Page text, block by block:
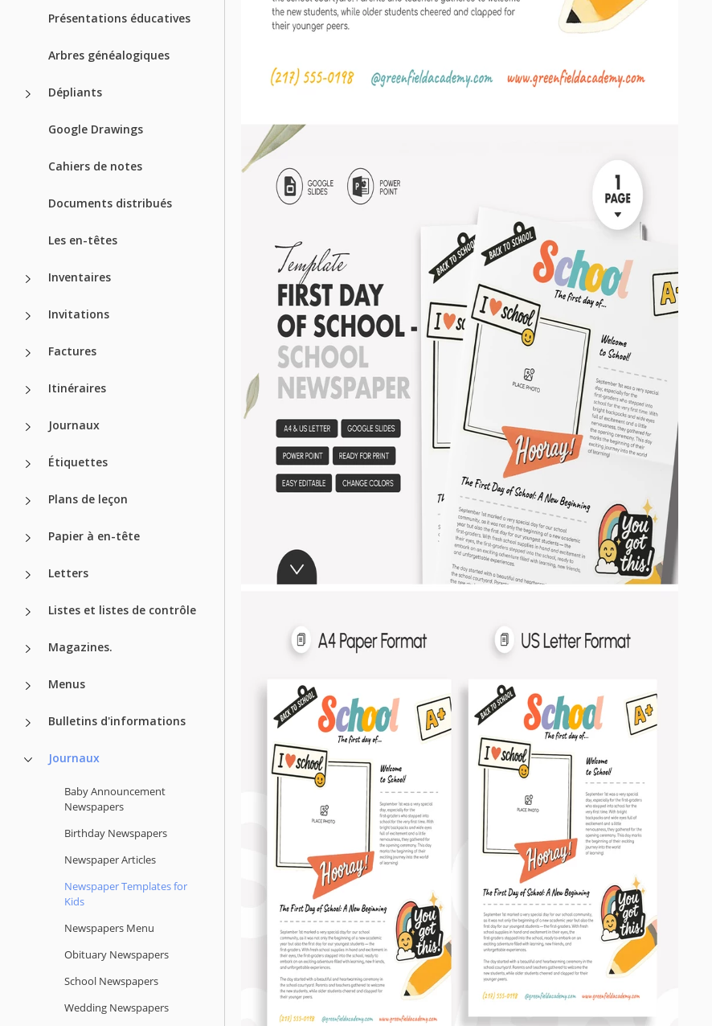
Présentations éducatives
Arbres généalogiques
Dépliants
Google Drawings
Cahiers de notes
Documents distribués
Les en-têtes
Inventaires
Invitations
Factures
Itinéraires
Journaux
Étiquettes
Plans de leçon
Papier à en-tête
Letters
Listes et listes de contrôle
Magazines.
Menus
Bulletins d'informations
Journaux
Baby Announcement
Newspapers
Birthday Newspapers
Newspaper Articles
Newspaper Templates for
Kids
Newspapers Menu
Obituary Newspapers
School Newspapers
Wedding Newspapers